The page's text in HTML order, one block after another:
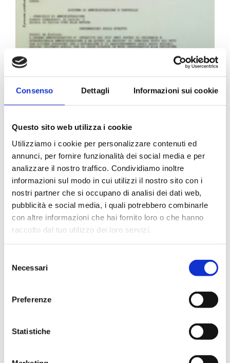
Consenso Dettagli Informazioni sui cookie
Questo sito web utilizza i cookie
Utilizziamo i cookie per personalizzare contenuti ed
annunci, per fornire funzionalità dei social media e per
analizzare il nostro traffico. Condividiamo inoltre
informazioni sul modo in cui utilizzi il nostro sito con i
nostri partner che si occupano di analisi dei dati web,
pubblicità e social media, i quali potrebbero combinarle
con altre informazioni che hai fornito loro o che hanno
raccolto dal tuo utilizzo dei loro servizi.
delNecessari
Preferenze
Statistiche
Carta Filigranata CCIAA